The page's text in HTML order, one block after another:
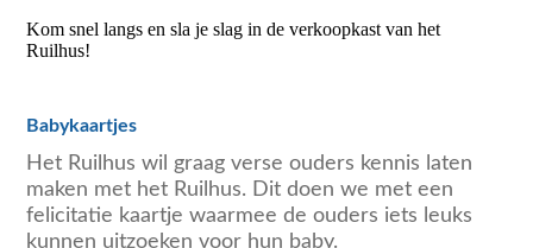
Kom snel langs en sla je slag in de verkoopkast van het
Ruilhus!
Babykaartjes
Het Ruilhus wil graag verse ouders kennis laten
maken met het Ruilhus. Dit doen we met een
felicitatie kaartje waarmee de ouders iets leuks
kunnen uitzoeken voor hun baby.